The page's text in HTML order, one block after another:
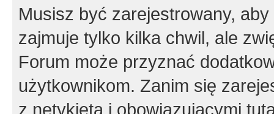
Musisz być zarejestrowany,
zajmuje tylko kilka chwil, ale
Forum może przyznać
użytkownikom. Zanim się
z netykietą i obowiązującymi